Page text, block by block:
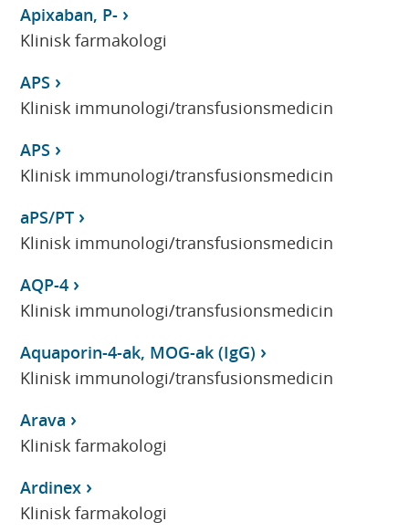
Apixaban, P-
Klinisk farmakologi
APS
Klinisk immunologi/transfusionsmedicin
APS
Klinisk immunologi/transfusionsmedicin
aPS/PT
Klinisk immunologi/transfusionsmedicin
AQP-4
Klinisk immunologi/transfusionsmedicin
Aquaporin-4-ak, MOG-ak (IgG)
Klinisk immunologi/transfusionsmedicin
Arava
Klinisk farmakologi
Ardinex
Klinisk farmakologi